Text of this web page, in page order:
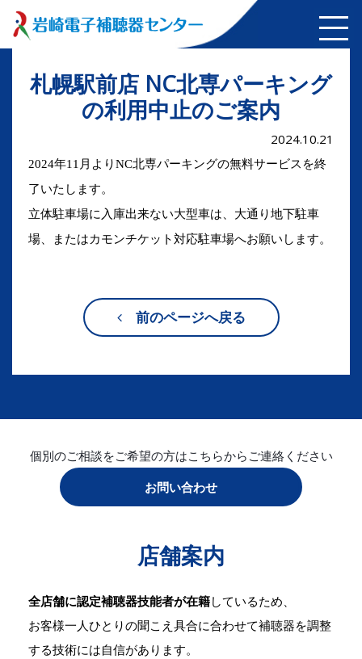
札幌駅前店 NC北専パーキング
の利用中止のご案内
2024.10.21
2024年11月よりNC北専パーキングの無料サービスを終
了いたします。
立体駐車場に入庫出来ない大型車は、大通り地下駐車
場、またはカモンチケット対応駐車場へお願いします。
前のページへ戻る
個別のご相談をご希望の方はこちらからご連絡ください
お問い合わせ
店舗案内
全店舗に認定補聴器技能者が在籍しているため、
お客様一人ひとりの聞こえ具合に合わせて補聴器を調整
する技術には自信があります。